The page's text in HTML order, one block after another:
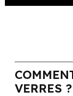
VERRES ?